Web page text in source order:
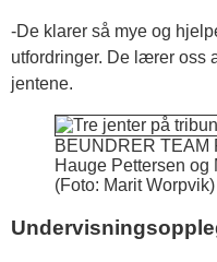
-De klarer så mye og
utfordringer. De lærer oss
jentene.
BEUNDRER TEAM
Hauge Pettersen og
(Foto: Marit Worpvik)